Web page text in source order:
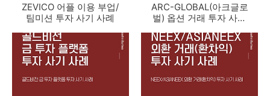
ZEVICO 어플 이용 부업/
팀미션 투자 사기 사례
ARC-GLOBAL(아크글로
벌) 옵션 거래 투자 사기